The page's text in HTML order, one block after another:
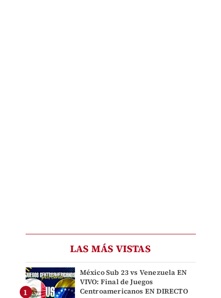
LAS MÁS VISTAS
México Sub 23 vs Venezuela EN
VIVO: Final de Juegos
Centroamericanos EN DIRECTO